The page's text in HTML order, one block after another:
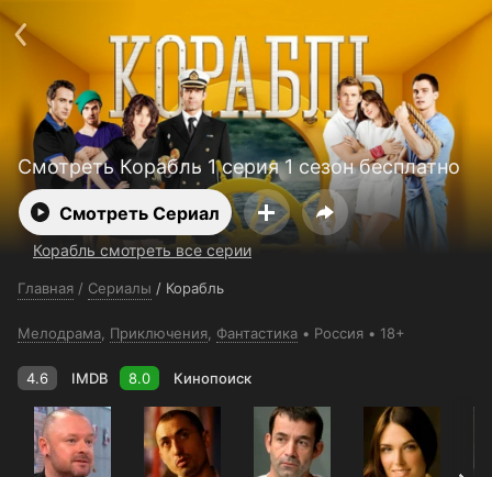
Смотреть Корабль 1 серия 1 сезон бесплатно
Смотреть Сериал
Корабль смотреть все серии
Главная / Сериалы / Корабль
Мелодрама Приключения Фантастика Россия 18+
4.6 IMDB 8.0 Кинопоиск
О сервисе
Пользовательское соглашение
Политика конфиденциальности
Для партнёров
Открыть приложение
Ввести промокод
Установить на ТВ
Бесплатные каналы Контакты